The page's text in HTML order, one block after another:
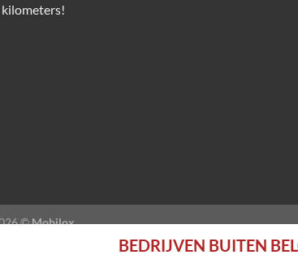
©Mobilox
BEDRIJVEN BUITEN